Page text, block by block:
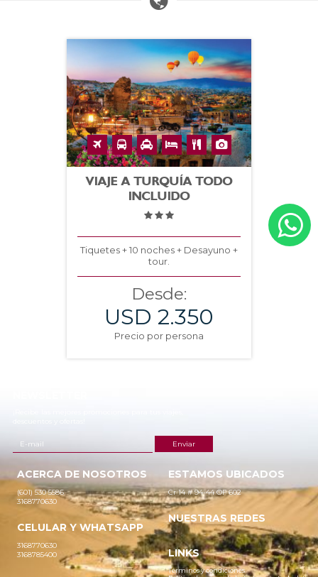
VIAJE A TURQUÍA TODO
INCLUIDO
Tiquetes + 10 noches + Desayuno +
tour.
Desde:
USD 2.350
Precio por persona
ACERCA DE NOSOTROS
(601) 530 5586
3168770630
CELULAR Y WHATSAPP
3168770630
3168785400
ESTAMOS UBICADOS
Cr 14 # 94-44 OF 602
NUESTRAS REDES
LINKS
Términos y condiciones